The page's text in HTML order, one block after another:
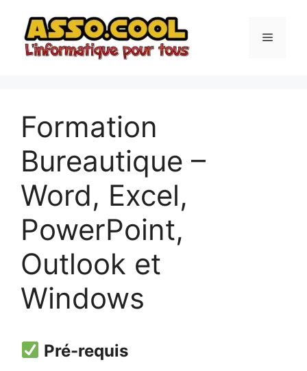
Formation
Bureautique –
Word, Excel,
PowerPoint,
Outlook et
Windows
Pré-requis